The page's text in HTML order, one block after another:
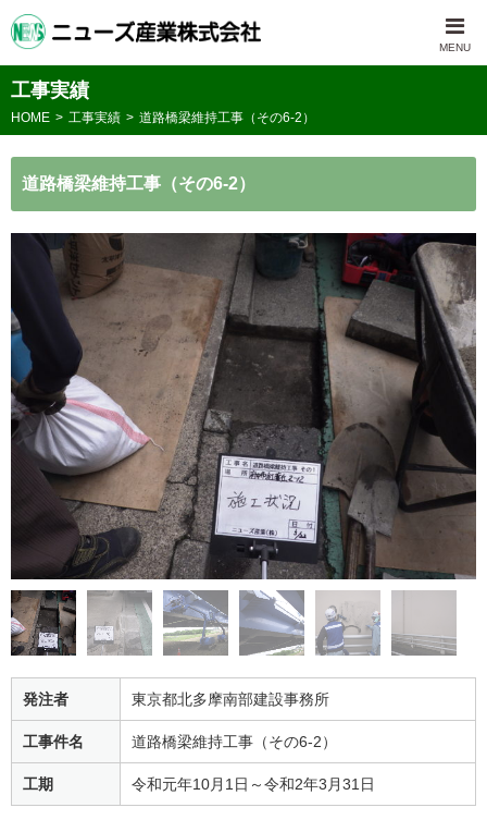
工事実績
HOME 工事実績 道路橋梁維持工事（その6-2）
道路橋梁維持工事（その6-2）
発注者 東京都北多摩南部建設事務所
工事件名 道路橋梁維持工事（その6-2）
工期 令和元年10月1日～令和2年3月31日